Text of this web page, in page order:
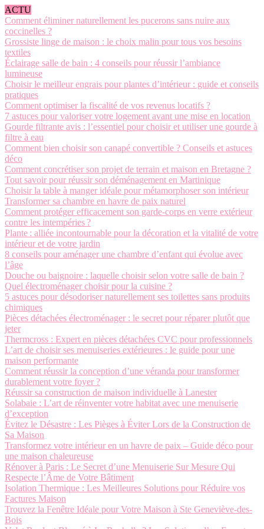
ACTU
Comment éliminer naturellement les pucerons sans nuire aux
coccinelles ?
Grossiste linge de maison : le choix malin pour tous vos besoins
textiles
Éclairage salle de bain : 4 conseils pour réussir l’ambiance
lumineuse
Choisir le meilleur engrais pour plantes d’intérieur : guide et conseils
pratiques
Comment optimiser la fiscalité de vos revenus locatifs ?
7 astuces pour valoriser votre logement avant une mise en location
Gourde filtrante avis : l’essentiel pour choisir et utiliser une gourde à
filtre à eau
Comment bien choisir son canapé convertible ? Conseils et astuces
déco
Comment concrétiser son projet de terrain et maison en Bretagne ?
Tout savoir pour réussir son déménagement en Martinique
Choisir la table à manger idéale pour métamorphoser son intérieur
Transformer sa chambre en havre de paix naturel
Comment protéger efficacement son garde-corps en verre extérieur
contre les intempéries ?
Plante : alliée incontournable pour la décoration et la vitalité de votre
intérieur et de votre jardin
8 conseils pour aménager une chambre d’enfant qui évolue avec
l’âge
Douche ou baignoire : laquelle choisir selon votre salle de bain ?
Quel électroménager choisir pour la cuisine ?
5 astuces pour désodoriser naturellement ses toilettes sans produits
chimiques
Pièces détachées électroménager : le secret pour réparer plutôt que
jeter
Thermcross : Expert en pièces détachées CVC pour professionnels
L’art de choisir ses menuiseries extérieures : le guide pour une
maison performante
Comment réussir la conception d’une véranda pour transformer
durablement votre foyer ?
Réussir sa construction de maison individuelle à Lanester
Solabaie : L’art de réinventer votre habitat avec une menuiserie
d’exception
Évitez le Désastre : Les Pièges à Éviter Lors de la Construction de
Sa Maison
Transformez votre intérieur en un havre de paix – Guide déco pour
une maison chaleureuse
Rénover à Paris : Le Secret d’une Menuiserie Sur Mesure Qui
Respecte l’Âme de Votre Bâtiment
Isolation Thermique : Les Meilleures Solutions pour Réduire vos
Factures Maison
Trouvez la Fenêtre Idéale pour Votre Maison à Ste Geneviève-des-
Bois